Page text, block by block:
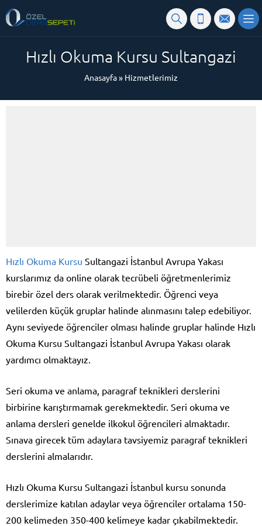
Hızlı Okuma Kursu Sultangazi
Anasayfa» Hizmetlerimiz
Hızlı Okuma Kursu Sultangazi İstanbul Avrupa Yakası
kurslarımız da online olarak tecrübeli öğretmenlerimiz
birebir özel ders olarak verilmektedir. Öğrenci veya
velilerden küçük gruplar halinde alınmasını talep edebiliyor.
Aynı seviyede öğrenciler olması halinde gruplar halinde Hızlı
Okuma Kursu Sultangazi İstanbul Avrupa Yakası olarak
yardımcı olmaktayız.
Seri okuma ve anlama, paragraf teknikleri derslerini
birbirine karıştırmamak gerekmektedir. Seri okuma ve
anlama dersleri genelde ilkokul öğrencileri almaktadır.
Sınava girecek tüm adaylara tavsiyemiz paragraf teknikleri
derslerini almalarıdır.
Hızlı Okuma Kursu Sultangazi İstanbul kursu sonunda
derslerimize katılan adaylar veya öğrenciler ortalama 150-
200 kelimeden 350-400 kelimeye kadar çıkabilmektedir.